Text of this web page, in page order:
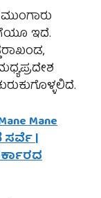
ಇದೆ.
Mane
ಸರ್ವೆ |